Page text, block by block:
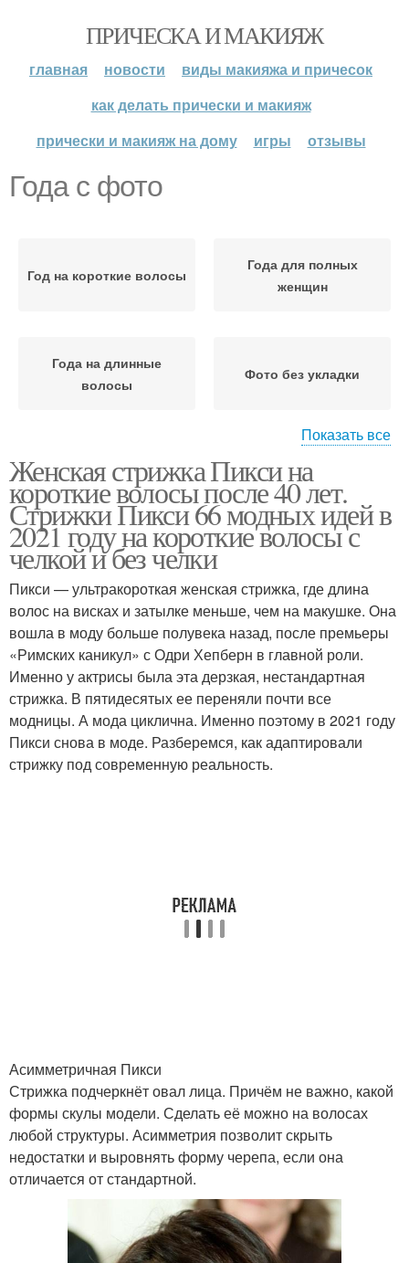
ПРИЧЕСКА И МАКИЯЖ
главная новости
виды макияжа и причесок
как делать прически и макияж
прически и макияж на дому
игры отзывы
Года с фото
Год на короткие волосы
Года для полных
женщин
Года на длинные
волосы
Фото без укладки
Года для женщин
Показать все
Женская стрижка Пикси на
короткие волосы после 40 лет.
Стрижки Пикси 66 модных идей в
2021 году на короткие волосы с
челкой и без челки
Пикси — ультракороткая женская стрижка, где длина
волос на висках и затылке меньше, чем на макушке. Она
вошла в моду больше полувека назад, после премьеры
«Римских каникул» с Одри Хепберн в главной роли.
Именно у актрисы была эта дерзкая, нестандартная
стрижка. В пятидесятых ее переняли почти все
модницы. А мода циклична. Именно поэтому в 2021 году
Пикси снова в моде. Разберемся, как адаптировали
стрижку под современную реальность.
Асимметричная Пикси
Стрижка подчеркнёт овал лица. Причём не важно, какой
формы скулы модели. Сделать её можно на волосах
любой структуры. Асимметрия позволит скрыть
недостатки и выровнять форму черепа, если она
отличается от стандартной.